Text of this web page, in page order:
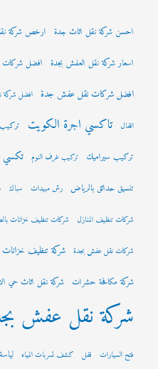
احسن شركة نقل اثاث جدة ارخص شركة
اسعار شركة نقل العفش بجدة افضل شركات
افضل شركات نقل عفش جدة افضل
اقفال تاكسي اجرة الكويت
تركيب سيراميك تركيب غرف النوم تكسي
تنسيق حدائق بالرياض رش مبيدات سباك
شركات تنظيف المنازل شركات تنظيف خزانات
شركات نقل عفش بجدة شركة تنظيف خزانات
شركة مكافحة حشرات شركة نقل اثاث حي
شركة نقل عفش
فتح السيارات قفل كشف تسربات المياه لياسة